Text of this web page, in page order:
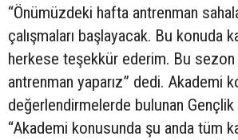
“Önümüzdeki hafta antrenman
çalışmaları başlayacak. Bu konuda
herkese teşekkür ederim. Bu sezon
antrenman yaparız” dedi. Akademi
değerlendirmelerde bulunan Gençlik
“Akademi konusunda şu anda tüm